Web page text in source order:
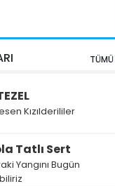
TÜMÜ
Kızılderililer
Tatlı Sert
Yangını Bugün